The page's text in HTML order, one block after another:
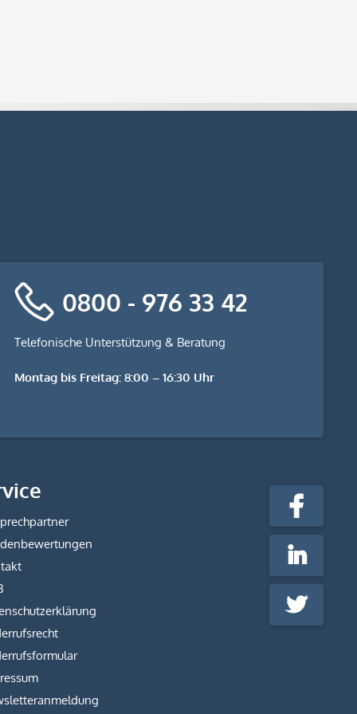
0800 - 976 33 42
Telefonische Unterstützung & Beratung
Montag bis Freitag: 8:00 – 16:30 Uhr
stempel-
fabrik.de
@Social
Media
Facebook
LinkedIn
Twitter